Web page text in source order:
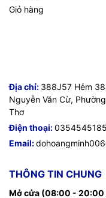
Giỏ hàng
Địa chỉ: 388J57 Hẻm
Nguyễn Văn Cừ,
Thơ
Điện thoại:0354545185
Email:
THÔNG TIN CHUNG
Mở cửa (08:00 - 20:00